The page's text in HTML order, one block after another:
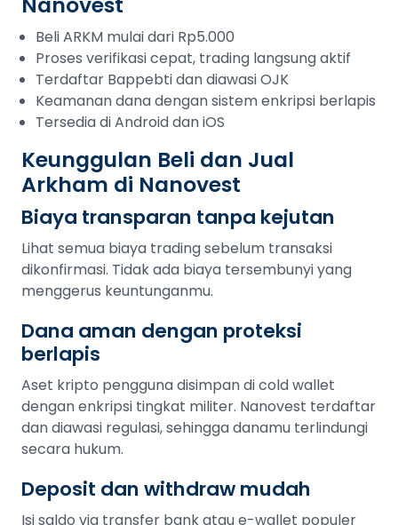
Beli ARKM mulai dari Rp5.000
Proses verifikasi cepat, trading langsung aktif
Terdaftar Bappebti dan diawasi OJK
Keamanan dana dengan sistem enkripsi berlapis
Tersedia di Android dan iOS
Keunggulan Beli dan Jual
Arkham di Nanovest
Biaya transparan tanpa kejutan
Lihat semua biaya trading sebelum transaksi
dikonfirmasi. Tidak ada biaya tersembunyi yang
menggerus keuntunganmu.
Dana aman dengan proteksi
berlapis
Aset kripto pengguna disimpan di cold wallet
dengan enkripsi tingkat militer. Nanovest terdaftar
dan diawasi regulasi, sehingga danamu terlindungi
secara hukum.
Deposit dan withdraw mudah
Isi saldo via transfer bank atau e-wallet populer